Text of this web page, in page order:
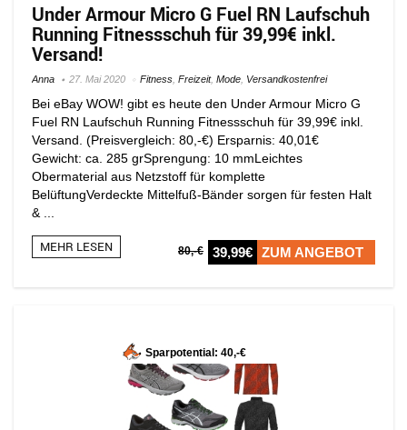
Under Armour Micro G Fuel RN Laufschuh
Running Fitnessschuh für 39,99€ inkl.
Versand!
Anna 27. Mai 2020 Fitness Freizeit, Mode Versandkostenfrei
Bei eBay WOW! gibt es heute den Under Armour Micro G
Fuel RN Laufschuh Running Fitnessschuh für 39,99€ inkl.
Versand. (Preisvergleich: 80,-€) Ersparnis: 40,01€
Gewicht: ca. 285 grSprengung: 10 mmLeichtes
Obermaterial aus Netzstoff für komplette
BelüftungVerdeckte Mittelfuß-Bänder sorgen für festen Halt
& ...
MEHR LESEN 80,-€ 39,99€ ZUM ANGEBOT
Sparpotential: 40,-€